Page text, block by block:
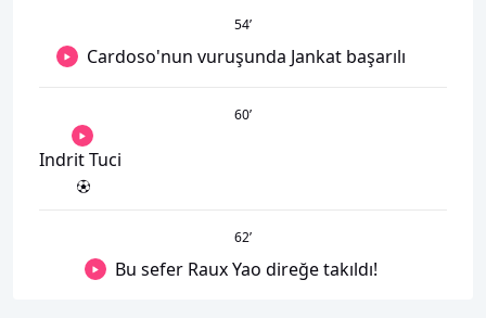
54’
Cardoso'nun vuruşunda Jankat başarılı
60’
Indrit Tuci
62’
Bu sefer Raux Yao direğe takıldı!